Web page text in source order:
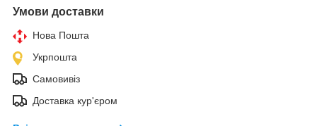
Умови доставки
Нова Пошта
Укрпошта
Самовивіз
Доставка кур'єром